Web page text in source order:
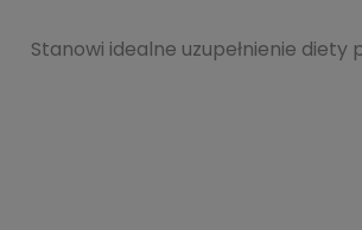
Stanowi idealne uzupełnienie diety